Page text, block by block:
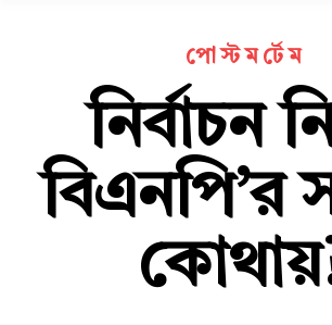
পো স্ট ম র্টে ম
নির্বাচন
বিএনপি’র